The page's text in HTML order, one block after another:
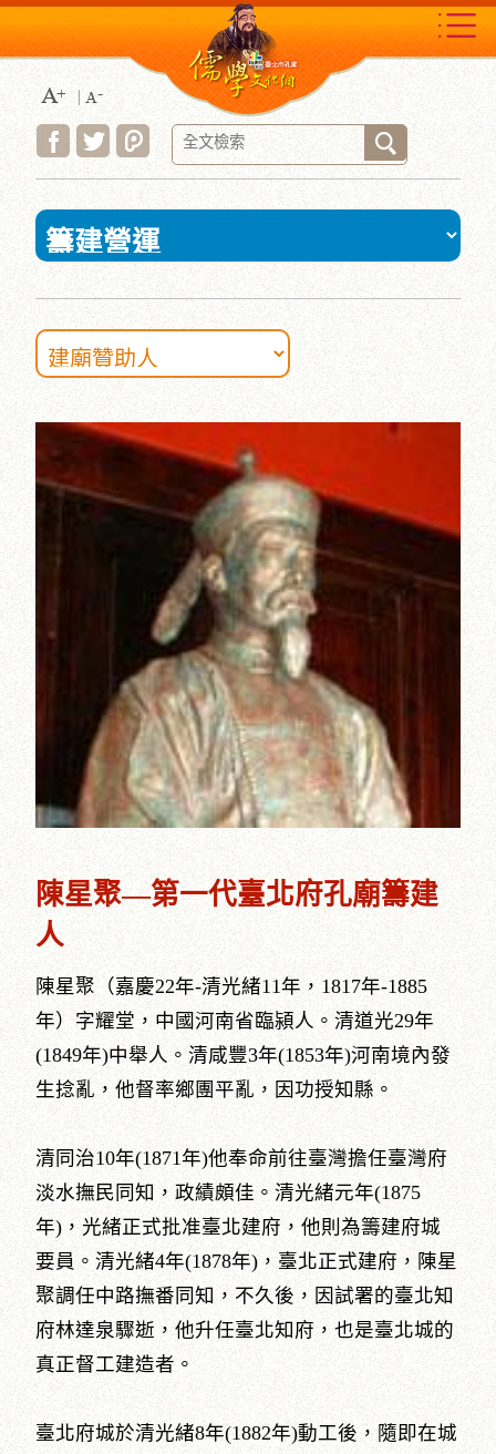
到
主
要
內
容
區
塊
:::
陳星聚—第一代臺北府孔廟籌建
人
陳星聚（嘉慶22年-清光緒11年，1817年-1885
年）字耀堂，中國河南省臨潁人。清道光29年
(1849年)中舉人。清咸豐3年(1853年)河南境內發
生捻亂，他督率鄉團平亂，因功授知縣。
清同治10年(1871年)他奉命前往臺灣擔任臺灣府
淡水撫民同知，政績頗佳。清光緒元年(1875
年)，光緒正式批准臺北建府，他則為籌建府城
要員。清光緒4年(1878年)，臺北正式建府，陳星
聚調任中路撫番同知，不久後，因試署的臺北知
府林達泉驟逝，他升任臺北知府，也是臺北城的
真正督工建造者。
臺北府城於清光緒8年(1882年)動工後，隨即在城